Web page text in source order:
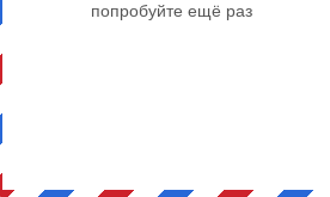
попробуйте ещё раз